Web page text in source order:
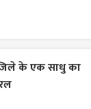
के एक साधु का